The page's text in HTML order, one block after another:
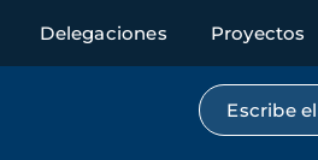
Delegaciones Proyectos